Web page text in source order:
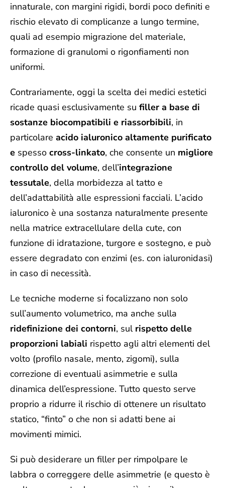
innaturale, con margini rigidi, bordi poco definiti e
rischio elevato di complicanze a lungo termine,
quali ad esempio migrazione del materiale,
formazione di granulomi o rigonfiamenti non
uniformi.
Contrariamente, oggi la scelta dei medici estetici
ricade quasi esclusivamente su filler a base di
sostanze biocompatibili e riassorbibili, in
particolare acido ialuronico altamente purificato
e spesso cross-linkato, che consente un migliore
controllo del volume, dell’integrazione
tessutale, della morbidezza al tatto e
dell’adattabilità alle espressioni facciali. L’acido
ialuronico è una sostanza naturalmente presente
nella matrice extracellulare della cute, con
funzione di idratazione, turgore e sostegno, e può
essere degradato con enzimi (es. con ialuronidasi)
in caso di necessità.
Le tecniche moderne si focalizzano non solo
sull’aumento volumetrico, ma anche sulla
ridefinizione dei contorni, sul rispetto delle
proporzioni labiali rispetto agli altri elementi del
volto (profilo nasale, mento, zigomi), sulla
correzione di eventuali asimmetrie e sulla
dinamica dell’espressione. Tutto questo serve
proprio a ridurre il rischio di ottenere un risultato
statico, “finto” o che non si adatti bene ai
movimenti mimici.
Si può desiderare un filler per rimpolpare le
labbra o correggere delle asimmetrie (e questo è